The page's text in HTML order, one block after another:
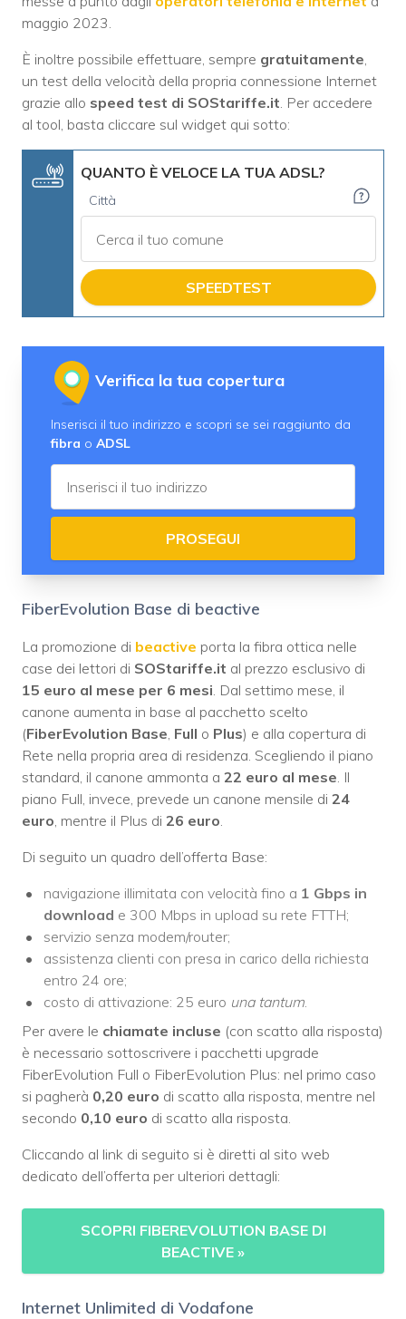
maggio 2023.
È inoltre possibile effettuare, sempre gratuitamente
un test della velocità della propria connessione Internet
grazie allo speed test di SOStariffe.it . Per accedere
al tool, basta cliccare sul widget qui sotto:
QUANTO È VELOCE LA TUA ADSL?
Città
SPEEDTEST
Verifica la tua copertura
Inserisci il tuo indirizzo e scopri se sei raggiunto da
fibra o ADSL
PROSEGUI
FiberEvolution Base di beactive
La promozione di beactive porta la fibra ottica nelle
case dei lettori di SOStariffe.it al prezzo esclusivo di
15 euro al mese per 6 mesi . Dal settimo mese, il
canone aumenta in base al pacchetto scelto
(FiberEvolution Base Full o Plus) e alla copertura di
Rete nella propria area di residenza. Scegliendo il piano
standard, il canone ammonta a 22 euro al mese . Il
piano Full, invece, prevede un canone mensile di 24
euro , mentre il Plus di 26 euro
Di seguito un quadro dell’offerta Base:
navigazione illimitata con velocità fino a 1 Gbps in
download e 300 Mbps in upload su rete FTTH;
servizio senza modem/router;
assistenza clienti con presa in carico della richiesta
entro 24 ore;
costo di attivazione: 25 euro una tantum
Per avere le chiamate incluse (con scatto alla risposta)
è necessario sottoscrivere i pacchetti upgrade
FiberEvolution Full o FiberEvolution Plus: nel primo caso
si pagherà 0,20 euro di scatto alla risposta, mentre nel
secondo 0,10 euro di scatto alla risposta.
Cliccando al link di seguito si è diretti al sito web
dedicato dell’offerta per ulteriori dettagli:
SCOPRI FIBEREVOLUTION BASE DI
BEACTIVE »
Internet Unlimited di Vodafone